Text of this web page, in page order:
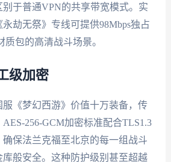
于普通VPN的共享带宽模式。实
劫无祭》专线可提供98Mbps独占
包的高清战斗场景。
级加密
服《梦幻西游》价值十万装备，传
256-GCM加密标准配合TLS1.3
保法兰克福至北京的每一组战斗
般安全。这种防护级别甚至超越